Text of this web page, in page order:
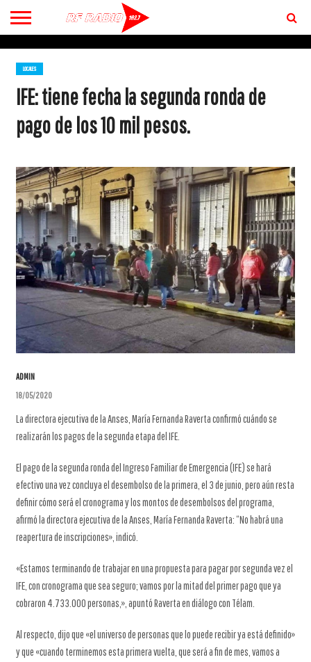
CONTACTO
BIENVENIDOS
A RF 102.7 FM
LOCALES
IFE: tiene fecha la segunda ronda de
pago de los 10 mil pesos.
ADMIN
18/05/2020
La directora ejecutiva de la Anses, María Fernanda Raverta confirmó cuándo se
realizarán los pagos de la segunda etapa del IFE.
El pago de la segunda ronda del Ingreso Familiar de Emergencia (IFE) se hará
efectivo una vez concluya el desembolso de la primera, el 3 de junio, pero aún resta
definir cómo será el cronograma y los montos de desembolsos del programa,
afirmó la directora ejecutiva de la Anses, María Fernanda Raverta: “No habrá una
reapertura de inscripciones», indicó.
«Estamos terminando de trabajar en una propuesta para pagar por segunda vez el
IFE, con cronograma que sea seguro; vamos por la mitad del primer pago que ya
cobraron 4.733.000 personas,», apuntó Raverta en diálogo con Télam.
Al respecto, dijo que «el universo de personas que lo puede recibir ya está definido»
y que «cuando terminemos esta primera vuelta, que será a fin de mes, vamos a